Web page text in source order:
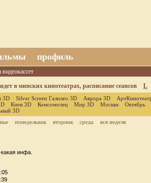
профиль
в минских кинотеатрах, расписание сеансов
L
3D Silver Screen Галилео 3D Аврора 3D
Киев 3D Комсомолец Мир 3D Москва Октябрь
3D
понедельник вторник среда вся неделя
инфа.